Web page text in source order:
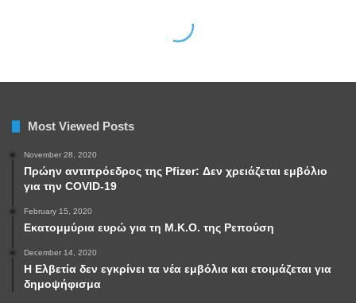
Most Viewed Posts
November 28, 2020
Πρώην αντιπρόεδρος της Pfizer: Δεν χρειάζεται εμβόλιο
για την COVID-19
February 15, 2020
Εκατομμύρια ευρώ για τη Μ.Κ.Ο. της Ρεπούση
December 14, 2020
Η Ελβετία δεν εγκρίνει τα νέα εμβόλια και ετοιμάζεται για
δημοψήφισμα